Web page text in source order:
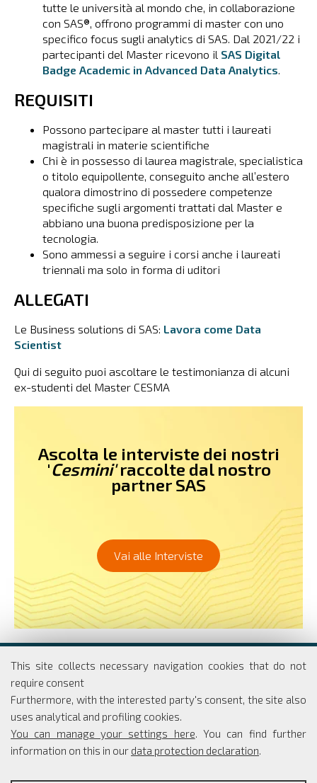
This site collects necessary navigation cookies that do not
require consent
Furthermore, with the interested party's consent, the site also
uses analytical and profiling cookies.
You can manage your settings here. You can find further
information on this in our data protection declaration.
tutte le università al mondo che, in collaborazione
con SAS®, offrono programmi di master con uno
specifico focus sugli analytics di SAS. Dal 2021/22 i
partecipanti del Master ricevono il SAS Digital
Badge Academic in Advanced Data Analytics.
REQUISITI
Possono partecipare al master tutti i laureati
magistrali in materie scientifiche
Chi è in possesso di laurea magistrale, specialistica
o titolo equipollente, conseguito anche all’estero
qualora dimostrino di possedere competenze
specifiche sugli argomenti trattati dal Master e
abbiano una buona predisposizione per la
tecnologia.
Sono ammessi a seguire i corsi anche i laureati
triennali ma solo in forma di uditori
ALLEGATI
Le Business solutions di SAS: Lavora come Data
Scientist
Qui di seguito puoi ascoltare le testimonianza di alcuni
ex-studenti del Master CESMA
Ascolta le interviste dei nostri
'Cesmini'raccolte dal nostro
partner SAS
Vai alle Interviste
Università degli studi di Roma
Via Columbia, 2
00133 Roma